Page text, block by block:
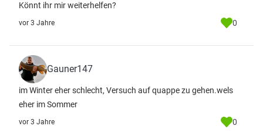
Könnt ihr mir weiterhelfen?
vor 3 Jahre 0
Gauner147
im Winter eher schlecht, Versuch auf quappe zu gehen.wels
eher im Sommer
vor 3 Jahre 0